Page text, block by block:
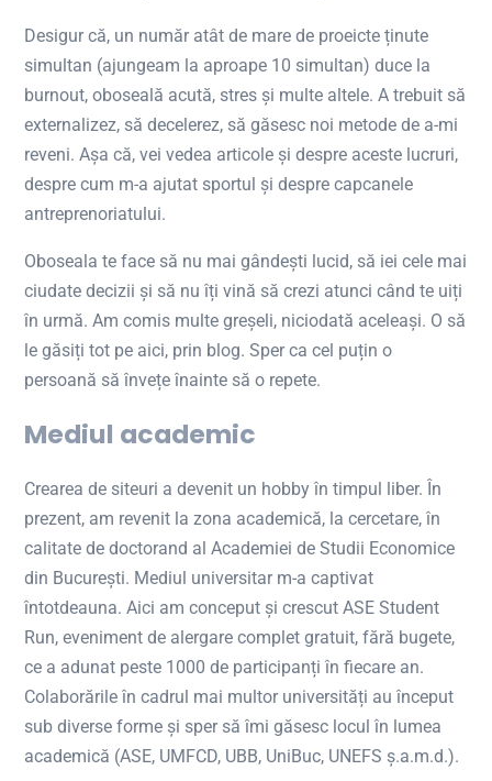
Desigur că, un număr atât de mare de proeicte ținute
simultan (ajungeam la aproape 10 simultan) duce la
burnout, oboseală acută, stres și multe altele. A trebuit să
externalizez, să decelerez, să găsesc noi metode de a-mi
reveni. Așa că, vei vedea articole și despre aceste lucruri,
despre cum m-a ajutat sportul și despre capcanele
antreprenoriatului.
Oboseala te face să nu mai gândești lucid, să iei cele mai
ciudate decizii și să nu îți vină să crezi atunci când te uiți
în urmă. Am comis multe greșeli, niciodată aceleași. O să
le găsiți tot pe aici, prin blog. Sper ca cel puțin o
persoană să învețe înainte să o repete.
Mediul academic
Crearea de siteuri a devenit un hobby în timpul liber. În
prezent, am revenit la zona academică, la cercetare, în
calitate de doctorand al Academiei de Studii Economice
din București. Mediul universitar m-a captivat
întotdeauna. Aici am conceput și crescut ASE Student
Run, eveniment de alergare complet gratuit, fără bugete,
ce a adunat peste 1000 de participanți în fiecare an.
Colaborările în cadrul mai multor universități au început
sub diverse forme și sper să îmi găsesc locul în lumea
academică (ASE, UMFCD, UBB, UniBuc, UNEFS ș.a.m.d.).